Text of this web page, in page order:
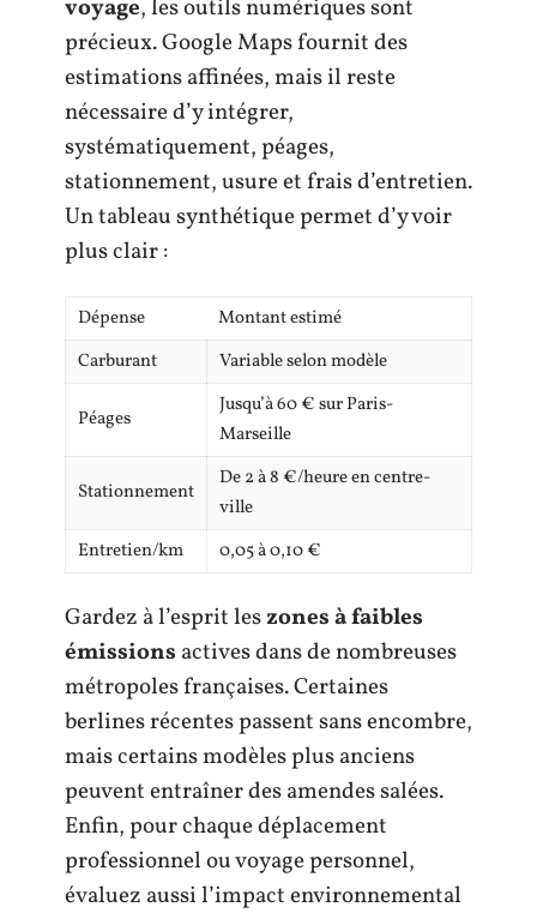
voyage, les outils numériques sont
précieux. Google Maps fournit des
estimations affinées, mais il reste
nécessaire d’y intégrer,
systématiquement, péages,
stationnement, usure et frais d’entretien.
Un tableau synthétique permet d’y voir
plus clair :
Dépense
Montant estimé
Carburant
Variable selon modèle
Péages
Jusqu’à 60 € sur Paris-
Marseille
Stationnement
De 2 à 8 €/heure en centre-
ville
Entretien/km
0,05 à 0,10 €
Gardez à l’esprit leszones à faibles
émissions actives dans de nombreuses
métropoles françaises. Certaines
berlines récentes passent sans encombre,
mais certains modèles plus anciens
peuvent entraîner des amendes salées.
Enfin, pour chaque déplacement
professionnel ou voyage personnel,
évaluez aussi l’impact environnemental